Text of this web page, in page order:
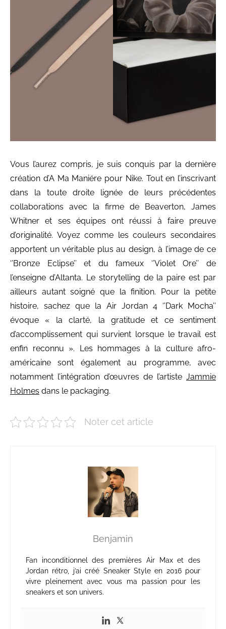
Vous l’aurez compris, je suis conquis par la dernière
création d’A Ma Maniére pour Nike. Tout en l’inscrivant
dans la toute droite lignée de leurs précédentes
collaborations avec la firme de Beaverton, James
Whitner et ses équipes ont réussi à faire preuve
d’originalité. Voyez comme les couleurs secondaires
apportent un véritable plus au design, à l’image de ce
‘’Bronze Eclipse’’ et du fameux ‘’Violet Ore’’ de
l’enseigne d’Altanta. Le storytelling de la paire est par
ailleurs autant soigné que la finition. Pour la petite
histoire, sachez que la Air Jordan 4 ‘’Dark Mocha’’
évoque « la clarté, la gratitude et ce sentiment
d’accomplissement qui survient lorsque le travail est
enfin reconnu ». Les hommages à la culture afro-
américaine sont également au programme, avec
notamment l’intégration d’œuvres de l’artiste Jammie
Holmes dans le packaging.
Noter cet article
Benjamin
Fan inconditionnel des premières Air Max et des
Jordan rétro, j’ai créé Sneaker Style en 2016 pour
vivre pleinement avec vous ma passion pour les
sneakers et son univers.